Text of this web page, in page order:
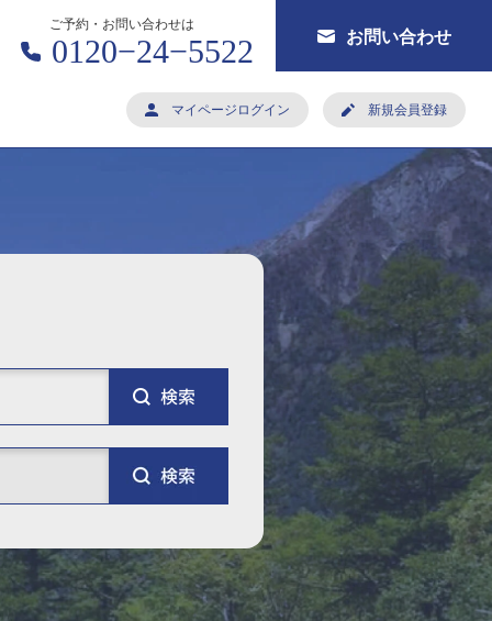
マイページログイン 新規会員登録
ご予約・お問い合わせは
0120−24−5522 お問い合わせ